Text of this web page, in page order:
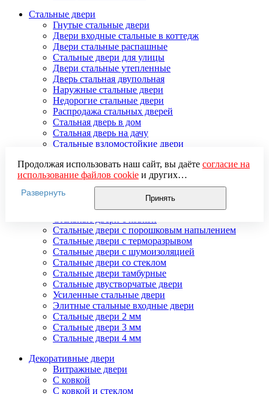
Стальные двери
Гнутые стальные двери
Двери входные стальные в коттедж
Двери стальные распашные
Стальные двери для улицы
Двери стальные утепленные
Дверь стальная двупольная
Наружные стальные двери
Недорогие стальные двери
Распродажа стальных дверей
Стальная дверь в дом
Стальная дверь на дачу
Стальные взломостойкие двери
Стальные двери в подъезд
Стальные двери внутреннего открывания
Стальные двери массив
Стальные двери мдф
Стальные двери с зеркалом
Стальные двери с порошковым напылением
Стальные двери с терморазрывом
Стальные двери с шумоизоляцией
Стальные двери со стеклом
Стальные двери тамбурные
Стальные двустворчатые двери
Усиленные стальные двери
Элитные стальные входные двери
Стальные двери 2 мм
Стальные двери 3 мм
Стальные двери 4 мм
Декоративные двери
Витражные двери
С ковкой
С ковкой и стеклом
Продолжая использовать наш сайт, вы даёте согласие на
использование файлов cookieи других
пользовательских данных (включая IP-адрес, сведения о
местоположении, устройстве, действиях на сайте и т. п.)
для функционирования сайта, проведения
использования систем аналитики (например,
Яндекс.Метрика), в соответствии с нашей
обработки персональных данных.
Если вы не хотите, чтобы ваши данные обрабатывались,
настройте ограничения в браузере или покиньте сайт.
Развернуть
Принять